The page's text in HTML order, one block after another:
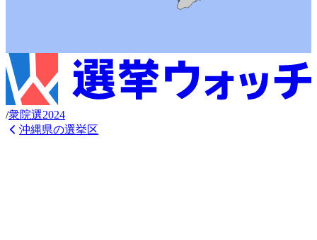
/衆院選2024
沖縄県の選挙区